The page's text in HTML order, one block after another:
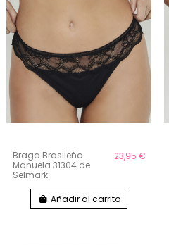
Braga Brasileña
Manuela 31304 de
Selmark
23,95 €
Añadir al carrito